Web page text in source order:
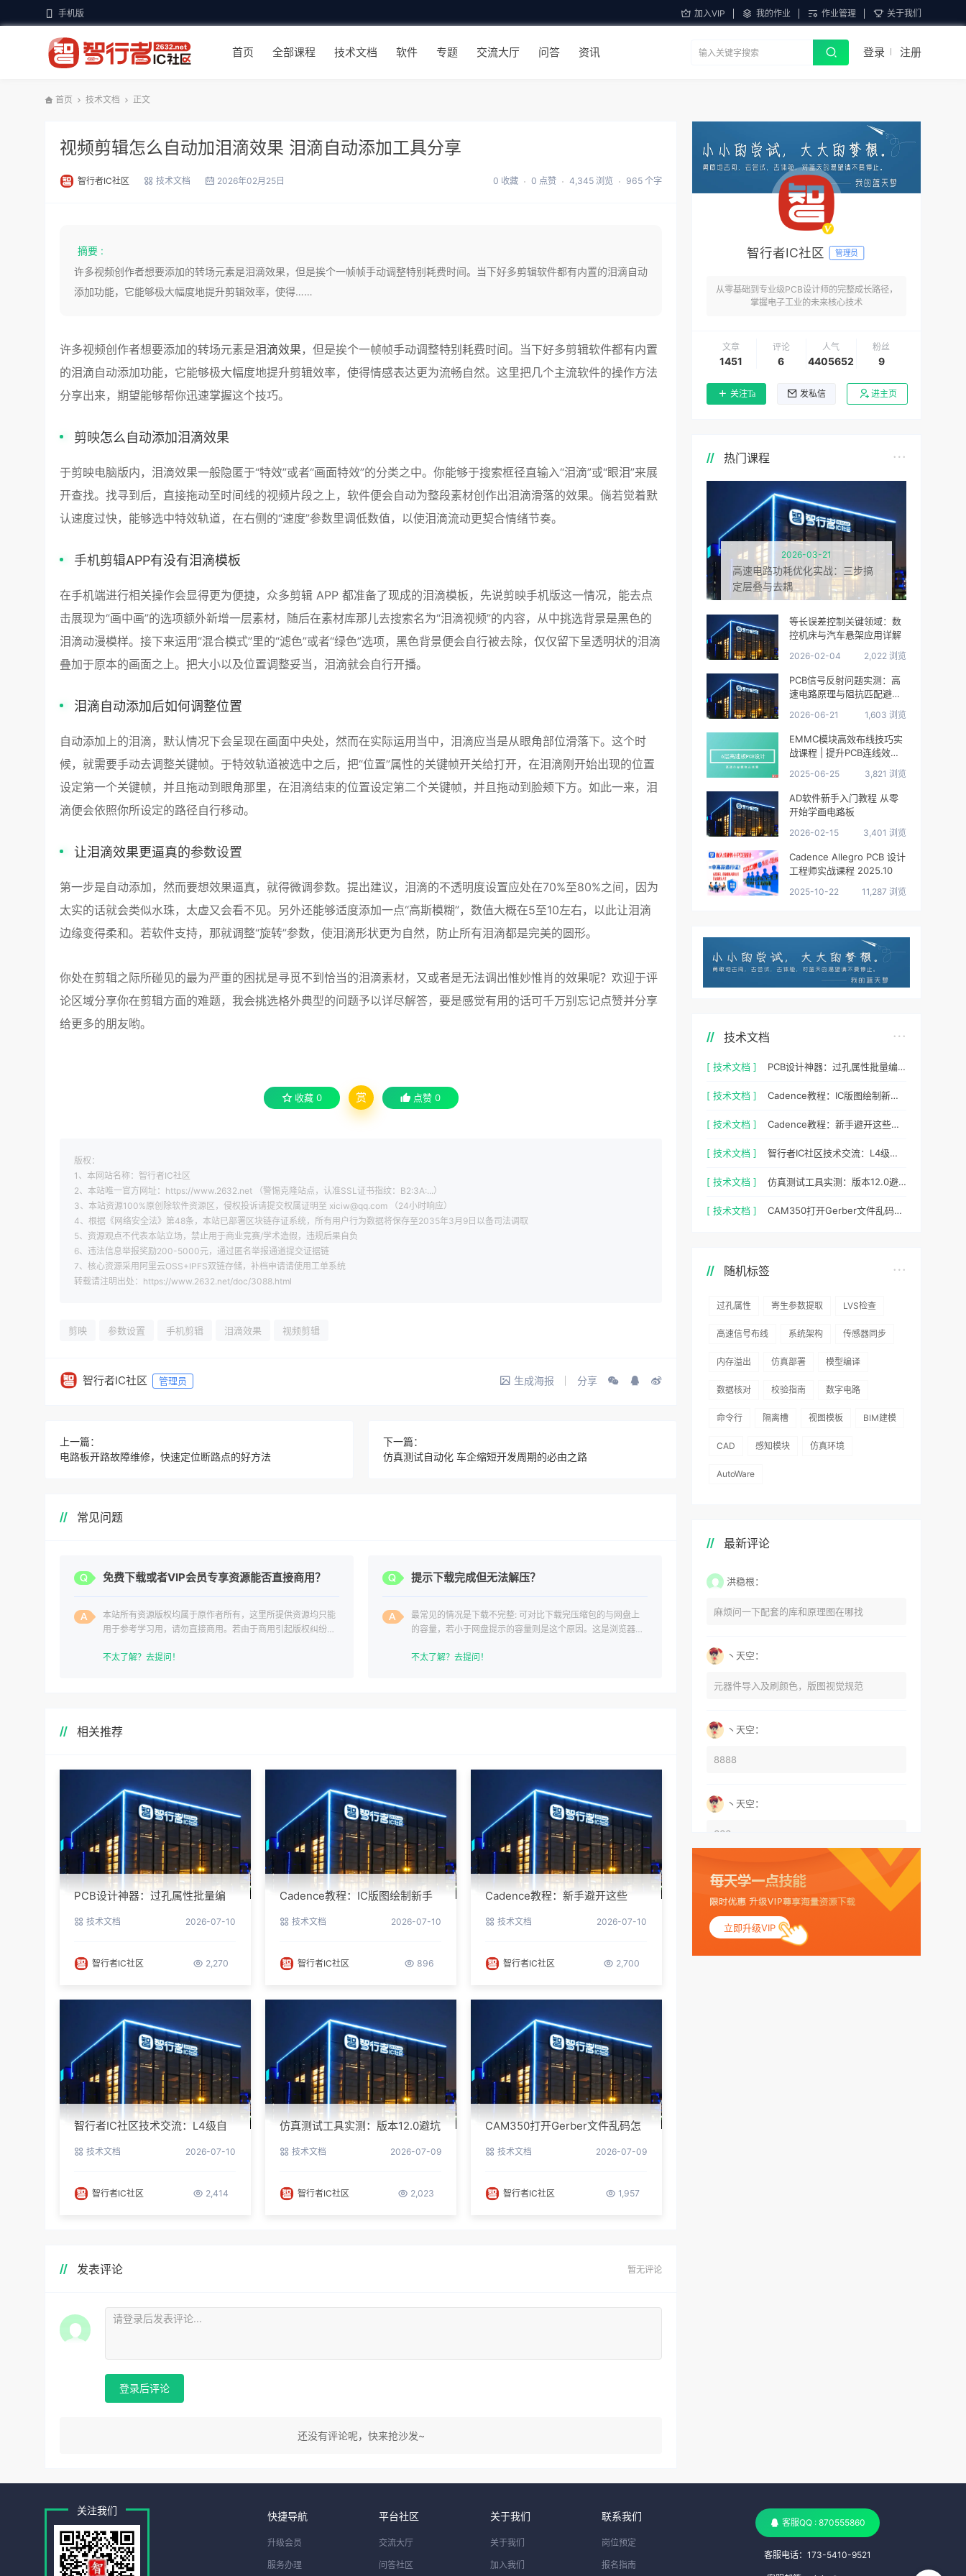
手机版 加入VIP 我的作业 作业管理 关于我们
首页 全部课程 技术文档 软件 专题 交流大厅 问答 资讯 登录 注册
首页 技术文档 正文
视频剪辑怎么自动加泪滴效果 泪滴自动添加工具分享
智行者IC社区 技术文档 2026年02月25日 0 收藏 0 点赞 4,345 浏览 965 个字
摘要 :
许多视频创作者想要添加的转场元素是泪滴效果，但是挨个一帧帧手动调整特别耗费时间。当下好多剪辑软件都有内置的泪滴自动
添加功能，它能够极大幅度地提升剪辑效率，使得……
许多视频创作者想要添加的转场元素是泪滴效果 ，但是挨个一帧帧手动调整特别耗费时间。当下好多剪辑软件都有内置
的泪滴自动添加功能，它能够极大幅度地提升剪辑效率，使得情感表达更为流畅自然。这里把几个主流软件的操作方法
分享出来，期望能够帮你迅速掌握这个技巧。
剪映怎么自动添加泪滴效果
于剪映电脑版内，泪滴效果一般隐匿于“特效”或者“画面特效”的分类之中。你能够于搜索框径直输入“泪滴”或“眼泪”来展
开查找。找寻到后，直接拖动至时间线的视频片段之上，软件便会自动为整段素材创作出泪滴滑落的效果。倘若觉着默
认速度过快，能够选中特效轨道，在右侧的“速度”参数里调低数值，以使泪滴流动更契合情绪节奏。
手机剪辑APP有没有泪滴模板
在手机端进行相关操作会显得更为便捷，众多剪辑 APP 都准备了现成的泪滴模板，先说剪映手机版这一情况，能去点
击展现为“画中画”的选项额外新增一层素材，随后在素材库那儿去搜索名为“泪滴视频”的内容，从中挑选背景是黑色的
泪滴动漫模样。接下来运用“混合模式”里的“滤色”或者“绿色”选项，黑色背景便会自行被去除，仅仅留下呈透明状的泪滴
叠加于原本的画面之上。把大小以及位置调整妥当，泪滴就会自行开播。
泪滴自动添加后如何调整位置
自动添加上的泪滴，默认情况下会呈现在画面中央处，然而在实际运用当中，泪滴应当是从眼角部位滑落下。这个时
候，就需要手动去调整关键帧。于特效轨道被选中之后，把“位置”属性的关键帧开关给打开，在泪滴刚开始出现的位置
设定第一个关键帧，并且拖动到眼角那里，在泪滴结束的位置设定第二个关键帧，并且拖动到脸颊下方。如此一来，泪
滴便会依照你所设定的路径自行移动。
让泪滴效果更逼真的参数设置
第一步是自动添加，然而要想效果逼真，就得微调参数。提出建议，泪滴的不透明度设置应处在70%至80%之间，因为
太实的话就会类似水珠，太虚又会看不见。另外还能够适度添加一点“高斯模糊”，数值大概在5至10左右，以此让泪滴
边缘变得柔和。若软件支持，那就调整“旋转”参数，使泪滴形状更为自然，防止所有泪滴都是完美的圆形。
你处在剪辑之际所碰见的最为严重的困扰是寻觅不到恰当的泪滴素材，又或者是无法调出惟妙惟肖的效果呢？欢迎于评
论区域分享你在剪辑方面的难题，我会挑选格外典型的问题予以详尽解答，要是感觉有用的话可千万别忘记点赞并分享
给更多的朋友哟。
收藏 0 赏 点赞 0
版权：
1、本网站名称：智行者IC社区
2、本站唯一官方网址：https://www.2632.net （警惕克隆站点，认准SSL证书指纹：B2:3A:...）
3、本站资源100%原创除软件资源区，侵权投诉请提交权属证明至 xiciw@qq.com （24小时响应）
4、根据《网络安全法》第48条，本站已部署区块链存证系统，所有用户行为数据将保存至2035年3月9日以备司法调取
5、资源观点不代表本站立场，禁止用于商业竞赛/学术造假，违规后果自负
6、违法信息举报奖励200-5000元，通过匿名举报通道提交证据链
7、核心资源采用阿里云OSS+IPFS双链存储，补档申请请使用工单系统
转载请注明出处：https://www.2632.net/doc/3088.html
剪映 参数设置 手机剪辑 泪滴效果 视频剪辑
智行者IC社区 管理员 生成海报 分享
上一篇：
电路板开路故障维修，快速定位断路点的好方法
下一篇：
仿真测试自动化 车企缩短开发周期的必由之路
常见问题
免费下载或者VIP会员专享资源能否直接商用？
本站所有资源版权均属于原作者所有，这里所提供资源均只能
用于参考学习用，请勿直接商用。若由于商用引起版权纠纷，
不太了解？去提问！
提示下载完成但无法解压？
最常见的情况是下载不完整: 可对比下载完压缩包的与网盘上
的容量，若小于网盘提示的容量则是这个原因。这是浏览器下
不太了解？去提问！
相关推荐
PCB设计神器：过孔属性批量编
技术文档 2026-07-10
智行者IC社区 2,270
Cadence教程：IC版图绘制新手
技术文档 2026-07-10
智行者IC社区 896
Cadence教程：新手避开这些
技术文档 2026-07-10
智行者IC社区 2,700
智行者IC社区技术交流：L4级自
技术文档 2026-07-10
智行者IC社区 2,414
仿真测试工具实测：版本12.0避坑
技术文档 2026-07-09
智行者IC社区 2,023
CAM350打开Gerber文件乱码怎
技术文档 2026-07-09
智行者IC社区 1,957
发表评论 暂无评论
登录后评论
还没有评论呢，快来抢沙发~
智行者IC社区 管理员
从零基础到专业级PCB设计师的完整成长路径，
掌握电子工业的未来核心技术
文章
1451
评论
6
人气
4405652
粉丝
9
关注Ta 发私信 进主页
热门课程
2026-03-21
高速电路功耗优化实战：三步搞
定层叠与去耦
等长误差控制关键领域：数
控机床与汽车悬架应用详解
2026-02-04 2,022 浏览
PCB信号反射问题实测：高
速电路原理与阻抗匹配避坑
2026-06-21 1,603 浏览
EMMC模块高效布线技巧实
战课程 | 提升PCB连线效率5
2025-06-25 3,821 浏览
AD软件新手入门教程 从零
开始学画电路板
2026-02-15 3,401 浏览
Cadence Allegro PCB 设计
工程师实战课程 2025.10
2025-10-22 11,287 浏览
技术文档
[ 技术文档 ] PCB设计神器：过孔属性批量编辑实战指南
[ 技术文档 ] Cadence教程：IC版图绘制新手避坑指南与实操细节
[ 技术文档 ] Cadence教程：新手避开这些坑，PCB设计一次过
[ 技术文档 ] 智行者IC社区技术交流：L4级自动驾驶仿真部署实操指南
[ 技术文档 ] 仿真测试工具实测：版本12.0避坑指南与参数调优
[ 技术文档 ] CAM350打开Gerber文件乱码怎么办？老工程师实测避坑指南
随机标签
过孔属性 寄生参数提取 LVS检查
高速信号布线 系统架构 传感器同步
内存溢出 仿真部署 模型编译
数据核对 校验指南 数字电路
命令行 隔离槽 视图模板 BIM建模
CAD 感知模块 仿真环境
AutoWare
最新评论
洪稳根：
麻烦问一下配套的库和原理图在哪找
丶天空：
元器件导入及刷颜色，版图视觉规范
丶天空：
8888
丶天空：
666
丶天空：
555
立即升级VIP
关注我们 快捷导航
升级会员
服务办理
平台社区
交流大厅
问答社区
关于我们
关于我们
加入我们
联系我们
岗位预定
报名指南
客服QQ : 870555860
客服电话：173-5410-9521